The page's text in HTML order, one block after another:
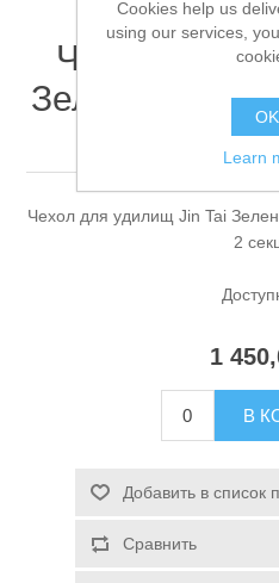
Чехол для
Зеленый с
150см 2
Чехол для удилищ Jin Tai
2
1
В
Добавить в список
Сравнить
Cookies help us
using our services,
OK
Learn